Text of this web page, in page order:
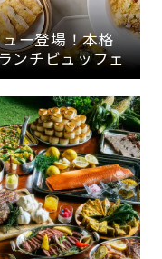
ー登場！本格
ンチビュッフェ